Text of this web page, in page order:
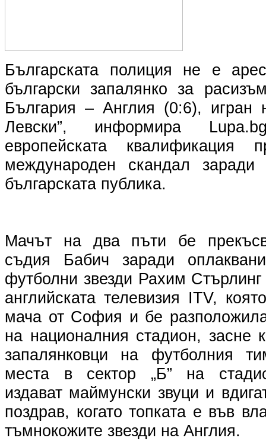
Българската полиция не е
български запалянко за
България – Англия (0:6), игран
Левски”, информира
европейската квалификация
международен скандал заради
българската публика.
Мачът на два пъти бе
съдия Бабич заради
футболни звезди Рахим
английската телевизия ITV,
мача от София и бе
на националния стадион, засне
запалянковци на футболния
места в сектор „Б” на
издават маймунски звуци и
поздрав, когато топката е във
тъмнокожите звезди на Англия.